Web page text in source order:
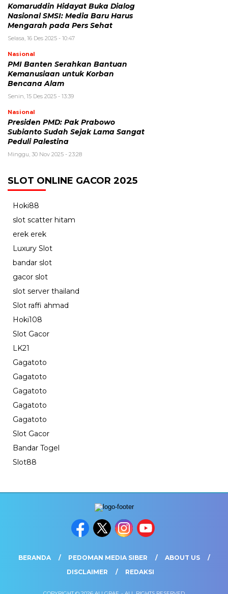
Komaruddin Hidayat Buka Dialog
Nasional SMSI: Media Baru Harus
Mengarah pada Pers Sehat
Selasa, 16 Des 2025 - 10:47
Nasional
PMI Banten Serahkan Bantuan
Kemanusiaan untuk Korban
Bencana Alam
Senin, 15 Des 2025 - 13:39
Nasional
Presiden PMD: Pak Prabowo
Subianto Sudah Sejak Lama Sangat
Peduli Palestina
Minggu, 30 Nov 2025 - 23:28
SLOT ONLINE GACOR 2025
Hoki88
slot scatter hitam
erek erek
Luxury Slot
bandar slot
gacor slot
slot server thailand
Slot raffi ahmad
Hoki108
Slot Gacor
LK21
Gagatoto
Gagatoto
Gagatoto
Gagatoto
Gagatoto
Slot Gacor
Bandar Togel
Slot88
BERANDA PEDOMAN MEDIA SIBER
ABOUT US
DISCLAIMER
REDAKSI